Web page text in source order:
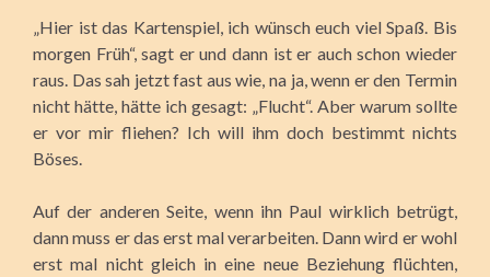
„Hier ist das Kartenspiel, ich wünsch euch viel Spaß. Bis
morgen Früh“, sagt er und dann ist er auch schon wieder
raus. Das sah jetzt fast aus wie, na ja, wenn er den Termin
nicht hätte, hätte ich gesagt: „Flucht“. Aber warum sollte
er vor mir fliehen? Ich will ihm doch bestimmt nichts
Böses.
Auf der anderen Seite, wenn ihn Paul wirklich betrügt,
dann muss er das erst mal verarbeiten. Dann wird er wohl
erst mal nicht gleich in eine neue Beziehung flüchten,